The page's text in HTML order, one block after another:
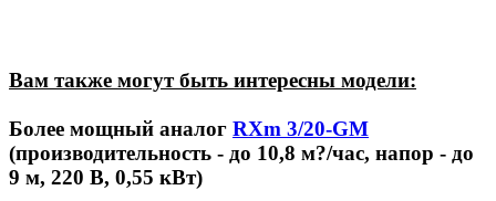
Вам также могут быть интересны модели:
Более мощный аналог RXm 3/20-GM
(производительность - до 10,8 м?/час, напор - до
9 м, 220 В, 0,55 кВт)